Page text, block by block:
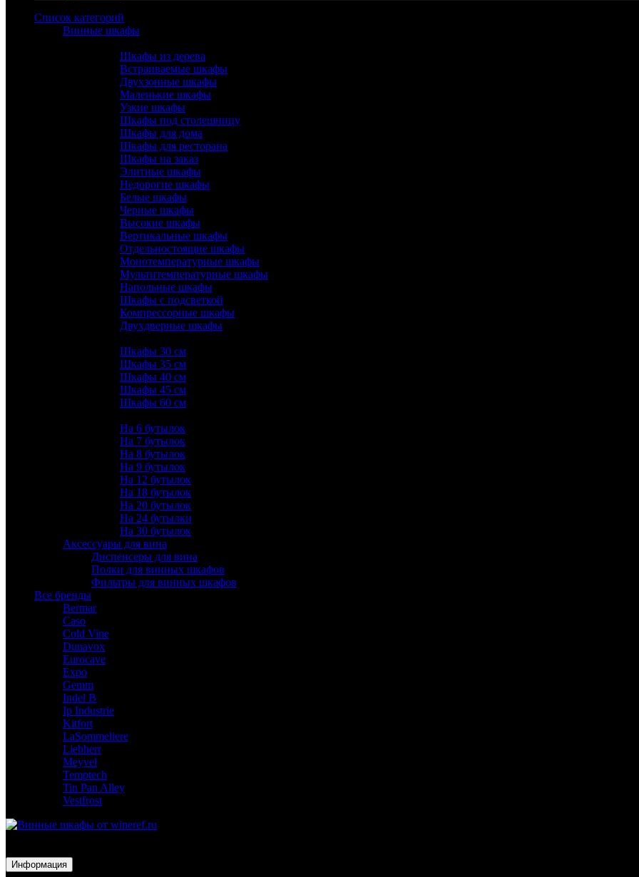
Список категорий
Винные шкафы
Шкафы из дерева
Встраиваемые шкафы
Двухзонные шкафы
Маленькие шкафы
Узкие шкафы
Шкафы под столешницу
Шкафы для дома
Шкафы для ресторана
Шкафы на заказ
Элитные шкафы
Недорогие шкафы
Белые шкафы
Черные шкафы
Высокие шкафы
Вертикальные шкафы
Отдельностоящие шкафы
Монотемпературные шкафы
Мультитемпературные шкафы
Напольные шкафы
Шкафы с подсветкой
Компрессорные шкафы
Двухдверные шкафы
Шкафы 30 см
Шкафы 35 см
Шкафы 40 см
Шкафы 45 см
Шкафы 60 см
На 6 бутылок
На 7 бутылок
На 8 бутылок
На 9 бутылок
На 12 бутылок
На 18 бутылок
На 20 бутылок
На 24 бутылки
На 30 бутылок
Аксессуары для вина
Диспенсеры для вина
Полки для винных шкафов
Фильтры для винных шкафов
Все бренды
Bermar
Caso
Cold Vine
Dunavox
Eurocave
Expo
Gemm
Indel B
Ip Industrie
Kitfort
LaSommeliere
Liebherr
Meyvel
Temptech
Tin Pan Alley
Vestfrost
Информация